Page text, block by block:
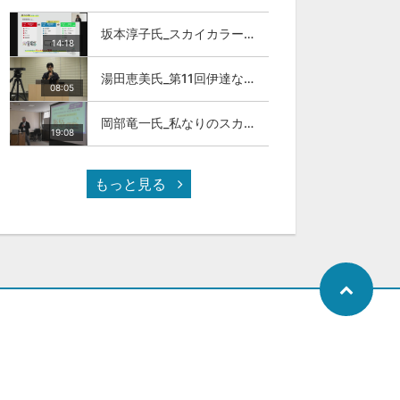
14:18
坂本淳子氏_スカイカラー人材とは
08:05
湯田恵美氏_第11回伊達な大学院セミナー
19:08
岡部竜一氏_私なりのスカイカラ―人材
もっと見る